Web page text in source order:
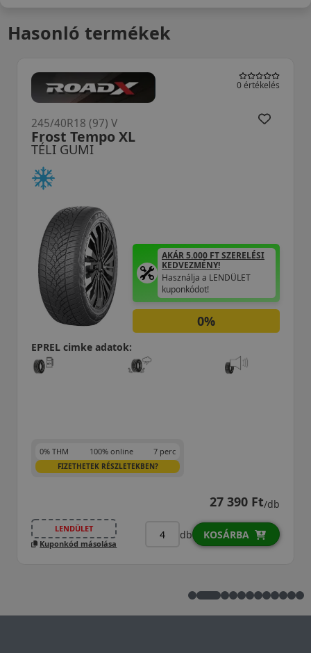
Hasonló termékek
0 értékelés
TÉLI GUMI
Frost Tempo XL
245/40R18 (97) V
AKÁR 5.000 FT SZERELÉSI
KEDVEZMÉNY!
Használja a LENDÜLET
kuponkódot!
0%
EPREL cimke adatok:
0% THM 100% online 7 perc
FIZETHETEK RÉSZLETEKBEN?
27 390 Ft/db
LENDÜLET
Kuponkód másolása
db KOSÁRBA